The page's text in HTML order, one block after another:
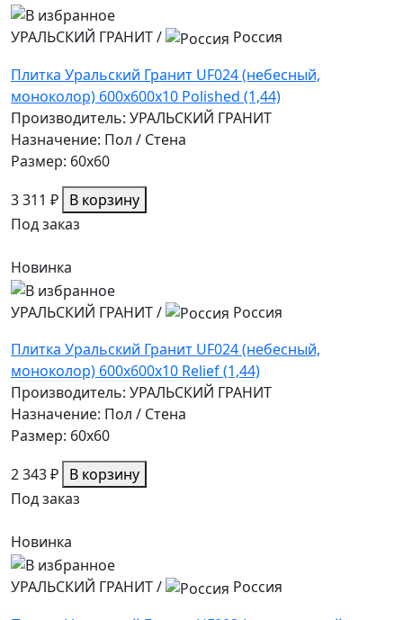
УРАЛЬСКИЙ ГРАНИТ/
Россия
Плитка Уральский Гранит UF024 (небесный,
моноколор) 600х600х10 Polished (1,44)
Производитель: УРАЛЬСКИЙ ГРАНИТ
Назначение: Пол / Стена
Размер: 60x60
3 311 ₽ В корзину
Под заказ
Новинка
УРАЛЬСКИЙ ГРАНИТ/
Россия
Плитка Уральский Гранит UF024 (небесный,
моноколор) 600х600х10 Relief (1,44)
Производитель: УРАЛЬСКИЙ ГРАНИТ
Назначение: Пол / Стена
Размер: 60x60
2 343 ₽ В корзину
Под заказ
Новинка
УРАЛЬСКИЙ ГРАНИТ/
Россия